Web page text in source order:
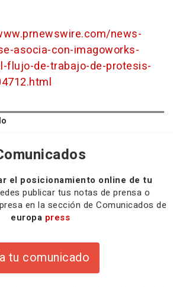
news-
asocia-con-imagoworks-
flujo-de-trabajo-de-protesis-
el posicionamiento online de tu
publicar tus notas de prensa o
en la sección de Comunicados de
europa press
tu comunicado